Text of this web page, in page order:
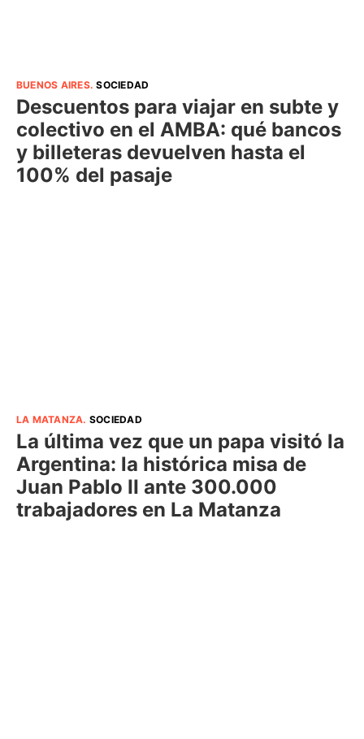
BUENOS AIRES.SOCIEDAD
Descuentos para viajar en subte y
colectivo en el AMBA: qué bancos
y billeteras devuelven hasta el
100% del pasaje
LA MATANZA. SOCIEDAD
La última vez que un papa visitó la
Argentina: la histórica misa de
Juan Pablo II ante 300.000
trabajadores en La Matanza